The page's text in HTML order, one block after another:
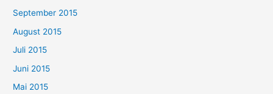
September 2015
August 2015
Juli 2015
Juni 2015
Mai 2015